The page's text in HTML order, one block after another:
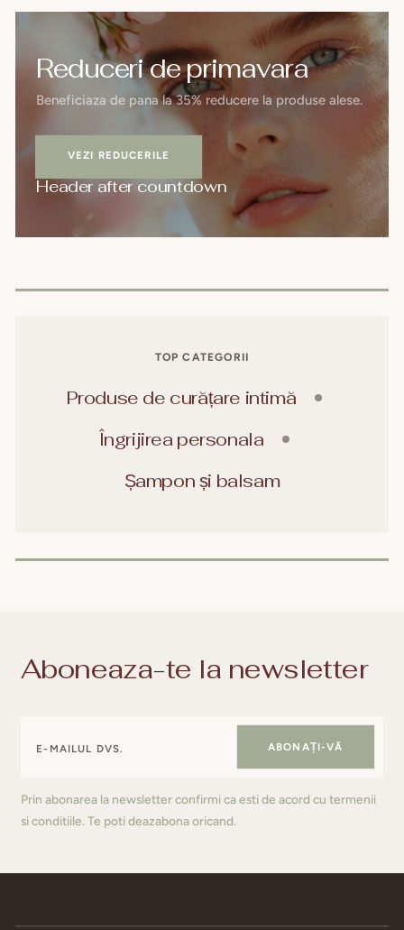
Reduceri de primavara
Beneficiaza de pana la 35% reducere la produse alese.
VEZI REDUCERILE
Header after countdown
TOP CATEGORII
Produse de curățare intimă
Îngrijirea personala
Șampon și balsam
Aboneaza-te la newsletter
ABONAȚI-VĂ
Prin abonarea la newsletter confirmi ca esti de acord cu termenii
si conditiile. Te poti deazabona oricand.